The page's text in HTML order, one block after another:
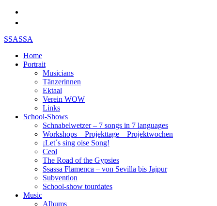
SSASSA
Home
Portrait
Musicians
Tänzerinnen
Ektaal
Verein WOW
Links
School-Shows
Schnabelwetzer – 7 songs in 7 languages
Workshops – Projekttage – Projektwochen
¡Let´s sing oise Song!
Ceol
The Road of the Gypsies
Ssassa Flamenca – von Sevilla bis Jajpur
Subvention
School-show tourdates
Music
Albums